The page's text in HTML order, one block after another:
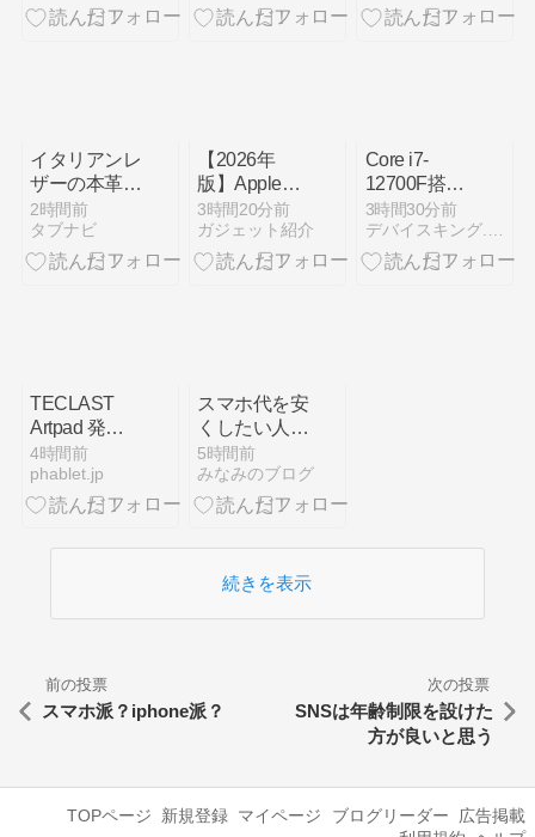
比較して人気
動化とソフト
情報
イタリアンレ
ザーの本革
iPhone16e/17e
ケース
2時間前
タブナビ
【2026年
版】Apple
Watchのバッ
テリー劣化を
確認する方法
3時間20分前
ガジェット紹介
Core i7-
12700F搭載
トレーディン
グPCの購入
ガイド
3時間30分前
TECLAST
Artpad 発
表、UNISOC
T7300搭載の
13.2インチタ
4時間前
phablet.jp
スマホ代を安
くしたい人必
見！おすすめ
プランを解説
5時間前
みなみのブログ
続きを表示
前の投票
スマホ派？iphone派？
次の投票
SNSは年齢制限を設けた
方が良いと思う
TOPページ 新規登録 マイページ ブログリーダー
広告掲載